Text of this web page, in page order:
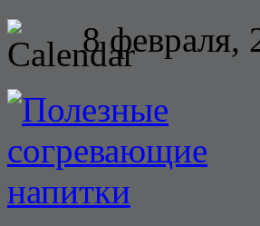
8 февраля,